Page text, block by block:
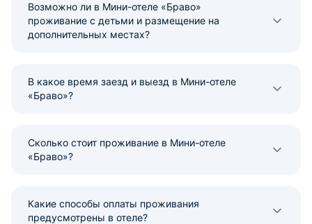
Возможно ли в Мини-отеле «Браво»
проживание с детьми и размещение на
дополнительных местах?
В какое время заезд и выезд в Мини-отеле
«Браво»?
Сколько стоит проживание в Мини-отеле
«Браво»?
Какие способы оплаты проживания
предусмотрены в отеле?